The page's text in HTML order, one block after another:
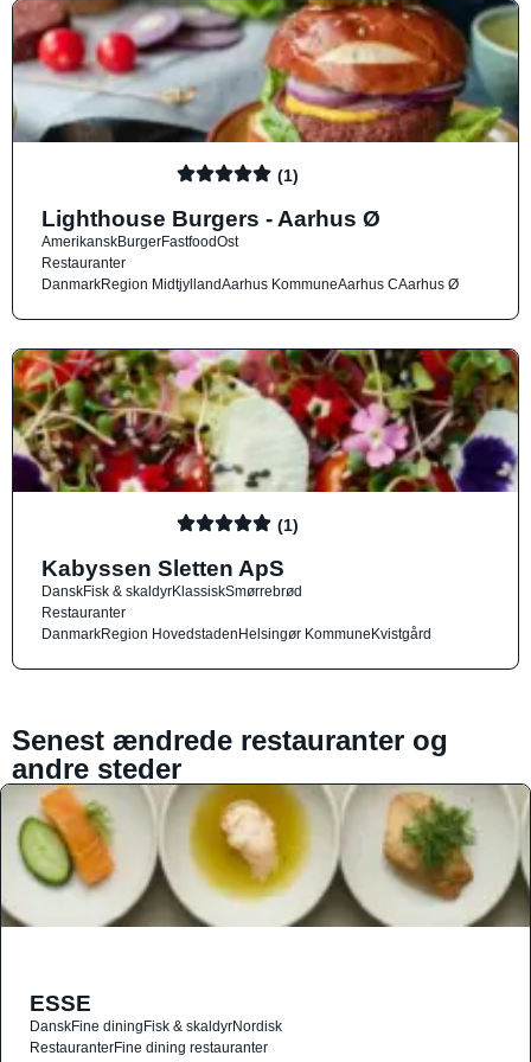
(1)
Lighthouse Burgers - Aarhus Ø
AmerikanskBurgerFastfoodOst
Restauranter
DanmarkRegion MidtjyllandAarhus KommuneAarhus CAarhus Ø
(1)
Kabyssen Sletten ApS
DanskFisk & skaldyrKlassiskSmørrebrød
Restauranter
DanmarkRegion HovedstadenHelsingør KommuneKvistgård
Senest ændrede restauranter og
andre steder
ESSE
DanskFine diningFisk & skaldyrNordisk
RestauranterFine dining restauranter